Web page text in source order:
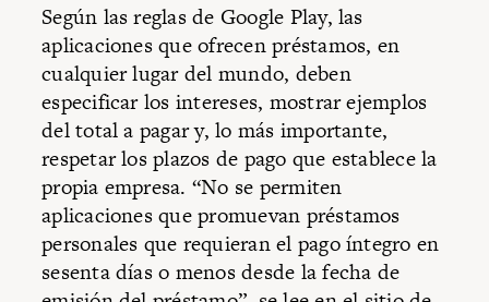
Según las reglas de Google Play, las
aplicaciones que ofrecen préstamos, en
cualquier lugar del mundo, deben
especificar los intereses, mostrar ejemplos
del total a pagar y, lo más importante,
respetar los plazos de pago que establece la
propia empresa. “No se permiten
aplicaciones que promuevan préstamos
personales que requieran el pago íntegro en
sesenta días o menos desde la fecha de